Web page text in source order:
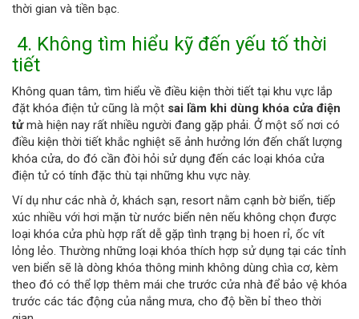
thời gian và tiền bạc.
4. Không tìm hiểu kỹ đến yếu tố thời
tiết
Không quan tâm, tìm hiểu về điều kiện thời tiết tại khu vực lắp
đặt khóa điện tử cũng là một sai lầm khi dùng khóa cửa điện
tửmà hiện nay rất nhiều người đang gặp phải. Ở một số nơi có
điều kiện thời tiết khắc nghiệt sẽ ảnh hưởng lớn đến chất lượng
khóa cửa, do đó cần đòi hỏi sử dụng đến các loại khóa cửa
điện tử có tính đặc thù tại những khu vực này.
Ví dụ như các nhà ở, khách sạn, resort nằm cạnh bờ biển, tiếp
xúc nhiều với hơi mặn từ nước biển nên nếu không chọn được
loại khóa cửa phù hợp rất dễ gặp tình trạng bị hoen rỉ, ốc vít
lỏng lẻo. Thường những loại khóa thích hợp sử dụng tại các tỉnh
ven biển sẽ là dòng khóa thông minh không dùng chìa cơ, kèm
theo đó có thể lợp thêm mái che trước cửa nhà để bảo vệ khóa
trước các tác động của nắng mưa, cho độ bền bỉ theo thời